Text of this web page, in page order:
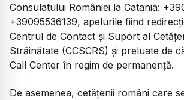
Consulatului României la Catania:
+39095536139, apelurile fiind
Centrul de Contact și Suport al
Străinătate (CCSCRS) și preluate de
Call Center în regim de permanență.
De asemenea, cetățenii români care